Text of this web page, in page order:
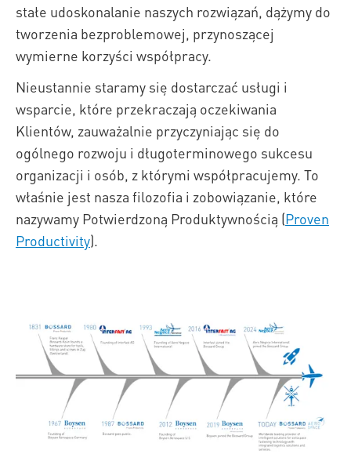
stałe udoskonalanie naszych rozwiązań, dążymy do
tworzenia bezproblemowej, przynoszącej
wymierne korzyści współpracy.
Nieustannie staramy się dostarczać usługi i
wsparcie, które przekraczają oczekiwania
Klientów, zauważalnie przyczyniając się do
ogólnego rozwoju i długoterminowego sukcesu
organizacji i osób, z którymi współpracujemy. To
właśnie jest nasza filozofia i zobowiązanie, które
nazywamy Potwierdzoną Produktywnością (Proven
Productivity).